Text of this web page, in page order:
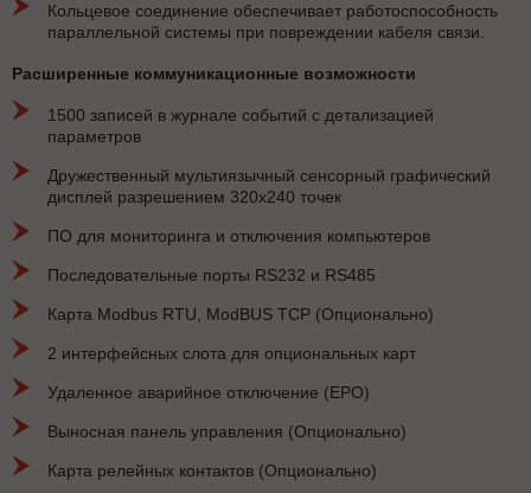
Кольцевое соединение обеспечивает работоспособность
параллельной системы при повреждении кабеля связи.
Расширенные коммуникационные возможности
1500 записей в журнале событий с детализацией
параметров
Дружественный мультиязычный сенсорный графический
дисплей разрешением 320x240 точек
ПО для мониторинга и отключения компьютеров
Последовательные порты RS232 и RS485
Карта Modbus RTU, ModBUS TCP (Опционально)
2 интерфейсных слота для опциональных карт
Удаленное аварийное отключение (EPO)
Выносная панель управления (Опционально)
Карта релейных контактов (Опционально)